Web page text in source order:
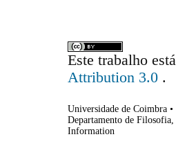
Este trabalho
Attribution 3.0 .
Universidade de Coimbra
Departamento de
Information